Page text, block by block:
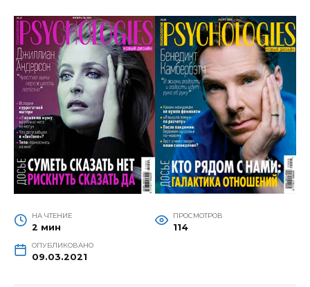
НА ЧТЕНИЕ
2 мин
ПРОСМОТРОВ
114
ОПУБЛИКОВАНО
09.03.2021